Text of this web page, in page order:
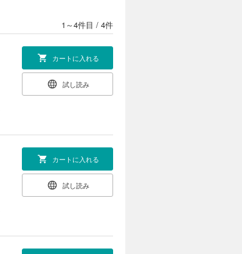
1～4件目 / 4件
カートに入れる
試し読み
カートに入れる
試し読み